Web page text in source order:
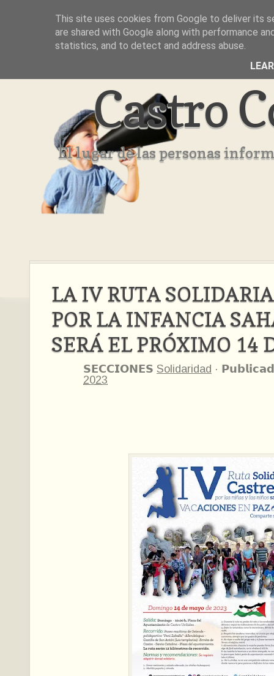
Inicio Aviso Legal Quienes Somos ??
Castro
El lugar de las personas
LA IV RUTA
POR LA INFANCIA
SERÁ EL PRÓXIMO 14
𝗦𝗘𝗖𝗖𝗜𝗢𝗡𝗘𝗦 Solidaridad ·
2023
This site uses cookies from Google to deliver its
are shared with Google along with performance
statistics, and to detect and address abuse.